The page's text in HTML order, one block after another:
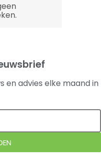
en advies elke maand in